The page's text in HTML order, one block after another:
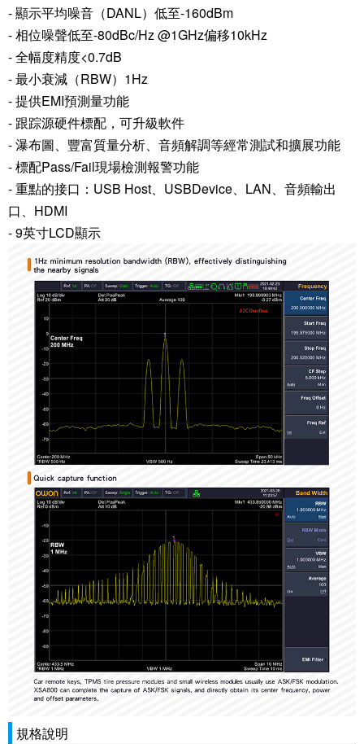
- 顯示平均噪音（DANL）低至-160dBm
- 相位噪聲低至-80dBc/Hz @1GHz偏移10kHz
- 全幅度精度<0.7dB
- 最小衰減（RBW）1Hz
- 提供EMI預測量功能
- 跟踪源硬件標配，可升級軟件
- 瀑布圖、豐富質量分析、音頻解調等經常測試和擴展功能
- 標配Pass/Fail現場檢測報警功能
- 重點的接口：USB Host、USBDevice、LAN、音頻輸出
口、HDMI
- 9英寸LCD顯示
規格說明